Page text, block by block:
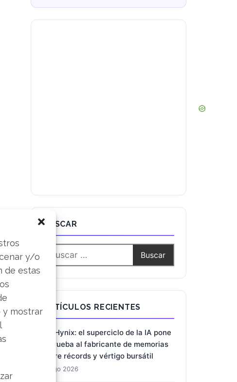
y/o
de estas
y mostrar
BUSCAR
ARTÍCULOS RECIENTES
SK Hynix: el superciclo de la IA pone
a prueba al fabricante de memorias
entre récords y vértigo bursátil
2 Ago 2026